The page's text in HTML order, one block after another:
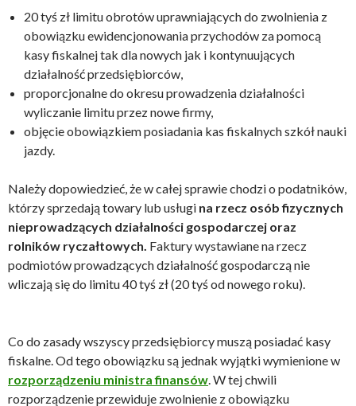
20 tyś zł limitu obrotów uprawniających do zwolnienia z
obowiązku ewidencjonowania przychodów za pomocą
kasy fiskalnej tak dla nowych jak i kontynuujących
działalność przedsiębiorców,
proporcjonalne do okresu prowadzenia działalności
wyliczanie limitu przez nowe firmy,
objęcie obowiązkiem posiadania kas fiskalnych szkół nauki
jazdy.
Należy dopowiedzieć, że w całej sprawie chodzi o podatników,
którzy sprzedają towary lub usługi na rzecz osób fizycznych
nieprowadzących działalności gospodarczej oraz
rolników ryczałtowych. Faktury wystawiane na rzecz
podmiotów prowadzących działalność gospodarczą nie
wliczają się do limitu 40 tyś zł (20 tyś od nowego roku).
Co do zasady wszyscy przedsiębiorcy muszą posiadać kasy
fiskalne. Od tego obowiązku są jednak wyjątki wymienione w
rozporządzeniu ministra finansów. W tej chwili
rozporządzenie przewiduje zwolnienie z obowiązku